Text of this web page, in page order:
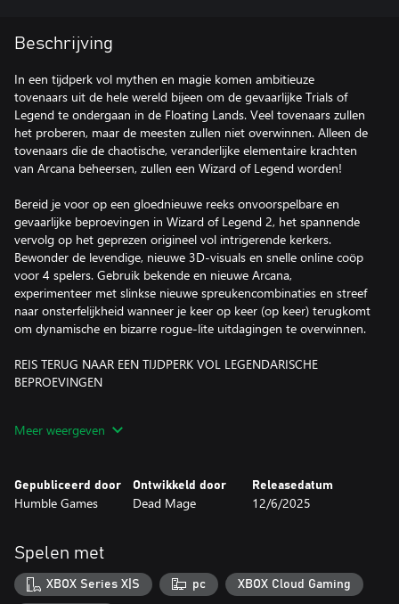
Beschrijving
In een tijdperk vol mythen en magie komen ambitieuze
tovenaars uit de hele wereld bijeen om de gevaarlijke Trials of
Legend te ondergaan in de Floating Lands. Veel tovenaars zullen
het proberen, maar de meesten zullen niet overwinnen. Alleen de
tovenaars die de chaotische, veranderlijke elementaire krachten
van Arcana beheersen, zullen een Wizard of Legend worden!
Bereid je voor op een gloednieuwe reeks onvoorspelbare en
gevaarlijke beproevingen in Wizard of Legend 2, het spannende
vervolg op het geprezen origineel vol intrigerende kerkers.
Bewonder de levendige, nieuwe 3D-visuals en snelle online coöp
voor 4 spelers. Gebruik bekende en nieuwe Arcana,
experimenteer met slinkse nieuwe spreukencombinaties en streef
naar onsterfelijkheid wanneer je keer op keer (op keer) terugkomt
om dynamische en bizarre rogue-lite uitdagingen te overwinnen.
REIS TERUG NAAR EEN TIJDPERK VOL LEGENDARISCHE
BEPROEVINGEN
veranderlijke beproeving voor tovenaars die in het leven is
en krachtige leden van de tovenaarsraad die je beproevingen
overzien en je onderweg zullen begeleiden, maar die je ook op
ONTKETEN JE ARCANA
Beheers de krachten van bekende en nieuwe Arcana: aanvallen
Meer weergeven
Gepubliceerd door
Humble Games
Ontwikkeld door
Dead Mage
Releasedatum
12/6/2025
Spelen met
XBOX Series X|S pc XBOX Cloud Gaming